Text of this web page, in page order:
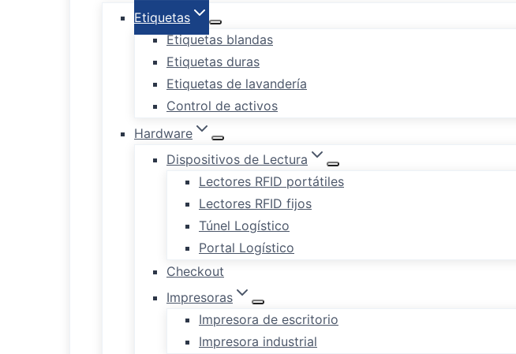
Etiquetas
Etiquetas blandas
Etiquetas duras
Etiquetas de lavandería
Control de activos
Hardware
Dispositivos de Lectura
Lectores RFID portátiles
Lectores RFID fijos
Túnel Logístico
Portal Logístico
Checkout
Impresoras
Impresora de escritorio
Impresora industrial